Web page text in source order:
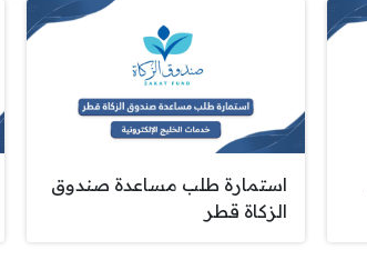
استمارة طلب مساعدة صندوق
الزكاة قطر